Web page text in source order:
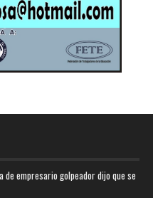
de empresario golpeador dijo que se